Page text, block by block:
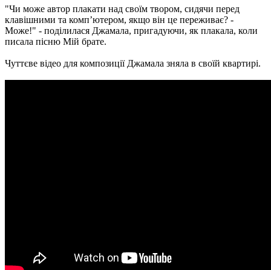
"Чи може автор плакати над своїм твором, сидячи перед
клавішними та комп’ютером, якщо він це переживає? -
Може!" - поділилася Джамала, пригадуючи, як плакала, коли
писала пісню Мій брате.
Чуттєве відео для композиції Джамала зняла в своїй квартирі.